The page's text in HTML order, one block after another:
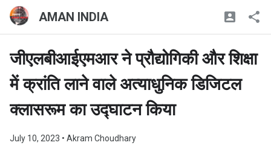
AMAN INDIA
जीएलबीआईएमआर ने प्रौद्योगिकी और शिक्षा
में क्रांति लाने वाले अत्याधुनिक डिजिटल
क्लासरूम का उद्घाटन किया
July 10, 2023 • Akram Choudhary